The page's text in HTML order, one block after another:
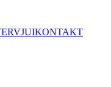
KONTAKT